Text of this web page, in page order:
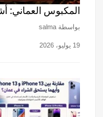
المكبوس العماني:
بواسطة salma
19 يوليو، 2026